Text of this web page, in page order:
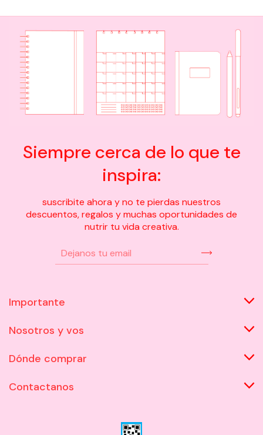
Siempre cerca de lo que te
inspira:
suscribite ahora y no te pierdas nuestros
descuentos, regalos y muchas oportunidades de
nutrir tu vida creativa.
Importante
Nosotros y vos
Dónde comprar
Contactanos